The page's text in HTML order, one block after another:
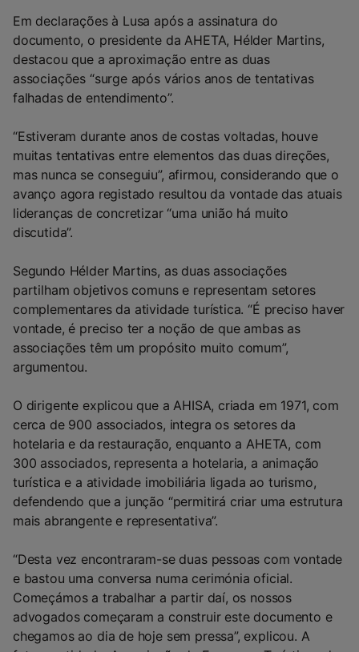
Em declarações à Lusa após a assinatura do
documento, o presidente da AHETA, Hélder Martins,
destacou que a aproximação entre as duas
associações “surge após vários anos de tentativas
falhadas de entendimento”.
“Estiveram durante anos de costas voltadas, houve
muitas tentativas entre elementos das duas direções,
mas nunca se conseguiu”, afirmou, considerando que o
avanço agora registado resultou da vontade das atuais
lideranças de concretizar “uma união há muito
discutida”.
Segundo Hélder Martins, as duas associações
partilham objetivos comuns e representam setores
complementares da atividade turística. “É preciso haver
vontade, é preciso ter a noção de que ambas as
associações têm um propósito muito comum”,
argumentou.
O dirigente explicou que a AHISA, criada em 1971, com
cerca de 900 associados, integra os setores da
hotelaria e da restauração, enquanto a AHETA, com
300 associados, representa a hotelaria, a animação
turística e a atividade imobiliária ligada ao turismo,
defendendo que a junção “permitirá criar uma estrutura
mais abrangente e representativa”.
“Desta vez encontraram-se duas pessoas com vontade
e bastou uma conversa numa cerimónia oficial.
Começámos a trabalhar a partir daí, os nossos
advogados começaram a construir este documento e
chegamos ao dia de hoje sem pressa”, explicou. A